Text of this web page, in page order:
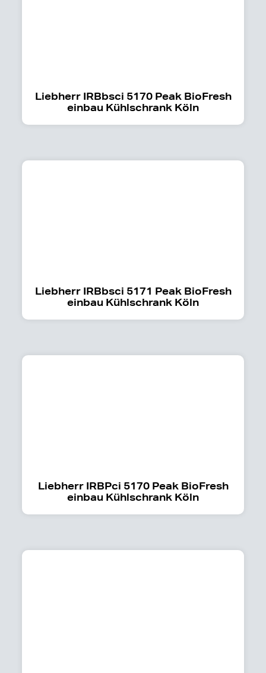
Liebherr IRBbsci 5170 Peak BioFresh
einbau Kühlschrank Köln
Liebherr IRBbsci 5171 Peak BioFresh
einbau Kühlschrank Köln
Liebherr IRBPci 5170 Peak BioFresh
einbau Kühlschrank Köln